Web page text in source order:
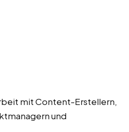
mit Content-Erstellern,
und